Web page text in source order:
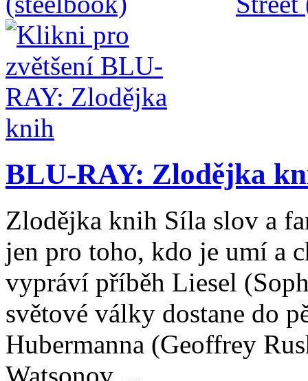
BLU-RAY: Zlodějka
Zlodějka knih Síla slov a
jen pro toho, kdo je umí a
vypráví příběh Liesel
světové války dostane do
Hubermanna (Geoffrey